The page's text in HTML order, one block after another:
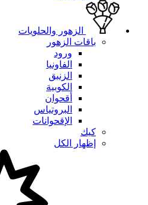
الزهور والحلويات
باقات الزهور
ورود
الفاونيا
الزنبق
الكوبية
أقحوان
البروتياس
الإقحوانات
كيك
إظهار الكل